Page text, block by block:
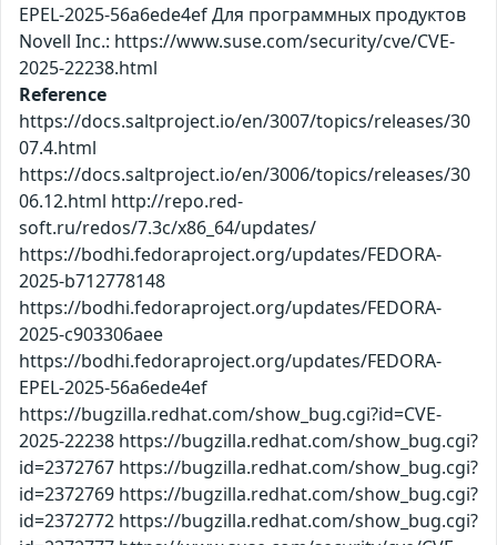
EPEL-2025-56a6ede4ef Для программных продуктов
Novell Inc.: https://www.suse.com/security/cve/CVE-
2025-22238.html
Reference
https://docs.saltproject.io/en/3007/topics/releases/30
07.4.html
https://docs.saltproject.io/en/3006/topics/releases/30
06.12.html http://repo.red-
soft.ru/redos/7.3c/x86_64/updates/
https://bodhi.fedoraproject.org/updates/FEDORA-
2025-b712778148
https://bodhi.fedoraproject.org/updates/FEDORA-
2025-c903306aee
https://bodhi.fedoraproject.org/updates/FEDORA-
EPEL-2025-56a6ede4ef
https://bugzilla.redhat.com/show_bug.cgi?id=CVE-
2025-22238 https://bugzilla.redhat.com/show_bug.cgi?
id=2372767 https://bugzilla.redhat.com/show_bug.cgi?
id=2372769 https://bugzilla.redhat.com/show_bug.cgi?
id=2372772 https://bugzilla.redhat.com/show_bug.cgi?